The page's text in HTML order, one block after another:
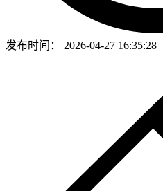
发布时间： 2026-04-27 16:35:28